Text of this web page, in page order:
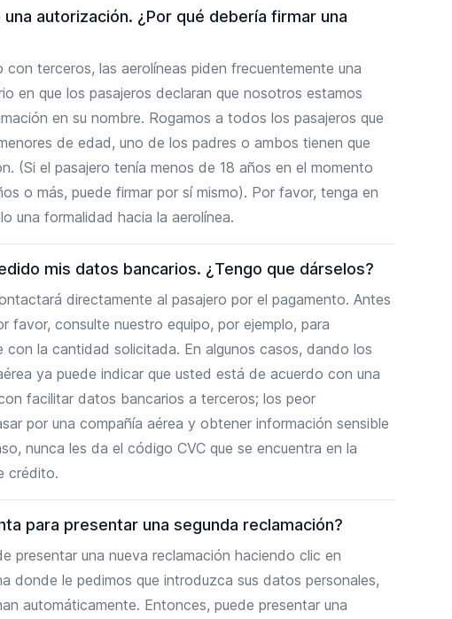
autorización. ¿Por qué debería firmar una
terceros, las aerolíneas piden frecuentemente una
en que los pasajeros declaran que nosotros estamos
en su nombre. Rogamos a todos los pasajeros que
de edad, uno de los padres o ambos tienen que
(Si el pasajero tenía menos de 18 años en el momento
o más, puede firmar por sí mismo). Por favor, tenga en
una formalidad hacia la aerolínea.
mis datos bancarios. ¿Tengo que dárselos?
directamente al pasajero por el pagamento. Antes
favor, consulte nuestro equipo, por ejemplo, para
la cantidad solicitada. En algunos casos, dando los
ya puede indicar que usted está de acuerdo con una
facilitar datos bancarios a terceros; los peor
por una compañía aérea y obtener información sensible
nunca les da el código CVC que se encuentra en la
crédito.
para presentar una segunda reclamación?
presentar una nueva reclamación haciendo clic en
donde le pedimos que introduzca sus datos personales,
automáticamente. Entonces, puede presentar una